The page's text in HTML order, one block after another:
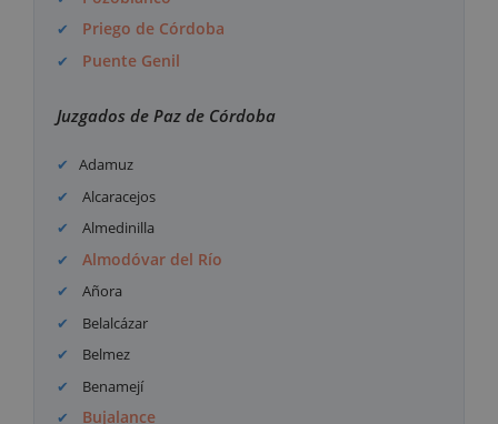
Priego de Córdoba
Puente Genil
Juzgados de Paz de Córdoba
Adamuz
Alcaracejos
Almedinilla
Almodóvar del Río
Añora
Belalcázar
Belmez
Benamejí
Bujalance